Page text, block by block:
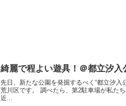
綺麗で程よい遊具！＠都立汐入
先日、新たな公園を発掘するべく“都立汐入
荒川区です。 調べたら、第2駐車場が私た
近...